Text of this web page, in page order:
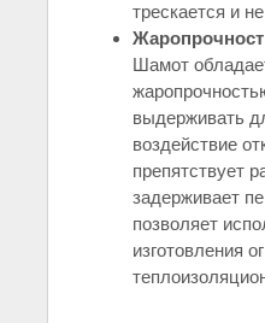
трескается и
Шамот
выдерживать
воздействие
препятствует
задерживает
позволяет
изготовления